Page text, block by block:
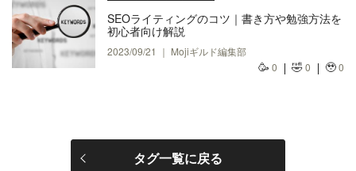
SEOライティングのコツ｜書き方や勉強方法を
初心者向け解説
2023/09/21 ｜ Mojiギルド編集部
🥳 0 🤣0 🥹0
タグ一覧に戻る